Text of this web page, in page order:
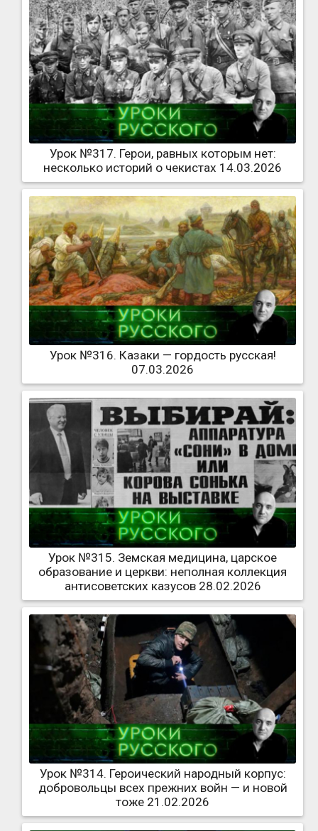
Урок №317. Герои, равных которым нет:
несколько историй о чекистах 14.03.2026
Урок №316. Казаки — гордость русская!
07.03.2026
Урок №315. Земская медицина, царское
образование и церкви: неполная коллекция
антисоветских казусов 28.02.2026
Урок №314. Героический народный корпус:
добровольцы всех прежних войн — и новой
тоже 21.02.2026